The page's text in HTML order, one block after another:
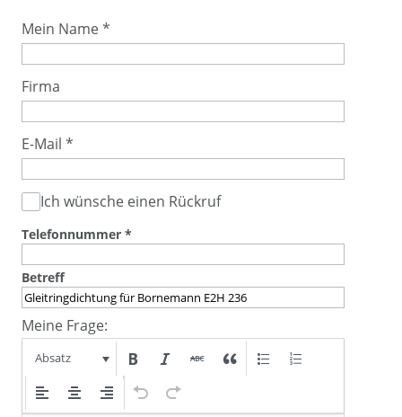
Mein Name*
Firma
E-Mail *
Ich wünsche einen Rückruf
Telefonnummer *
Betreff
Meine Frage:
Absatz